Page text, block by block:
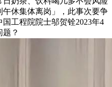
休集体离岗」，此事次要争
工程院院士邬贺铨2023年4
？